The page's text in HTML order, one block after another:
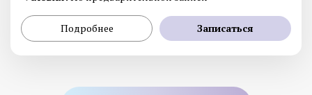
Подробнее Записаться